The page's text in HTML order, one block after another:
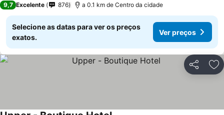
9,7 Excelente 876 a 0.1 km de Centro da cidade
Selecione as datas para ver os preços
exatos.
Ver preços
Partilhar